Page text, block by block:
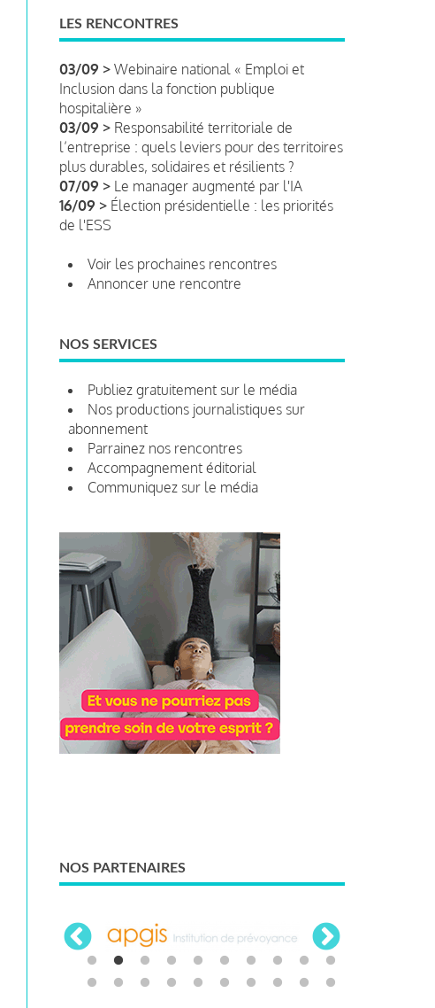
LES RENCONTRES
03/09 > Webinaire national « Emploi et
Inclusion dans la fonction publique
hospitalière »
03/09 > Responsabilité territoriale de
l’entreprise : quels leviers pour des territoires
plus durables, solidaires et résilients ?
07/09 > Le manager augmenté par l'IA
16/09 > Élection présidentielle : les priorités
de l'ESS
Voir les prochaines rencontres
Annoncer une rencontre
NOS SERVICES
Publiez gratuitement sur le média
Nos productions journalistiques sur
abonnement
Parrainez nos rencontres
Accompagnement éditorial
Communiquez sur le média
NOS PARTENAIRES